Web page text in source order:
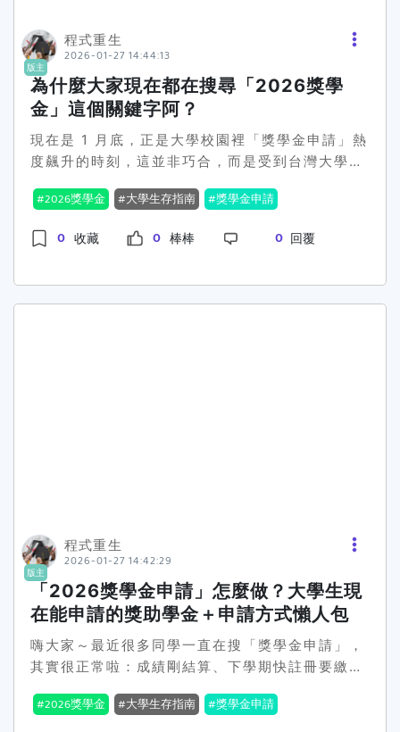
可執行的計畫」讀書計畫不是夢想宣言，它是「你
拿到這筆錢後，會做出什麼成果」的企劃書。✅ 讀
書計畫最強結構：4 段式（每段都有目的）(1) 目
標：這一年你要達成什麼（對題） 直接呼應獎項宗
旨（例如學業精進、研究、服務、專業培力） (2)
現況：你現在在哪裡（基準點） 你目前的能力成果
進度（要可被驗證） (3) 方法：你要怎麼做（具體
碑、實習考證照 用條列式＋時間表最有感 (4) 產
告、競賽、發表、帶學弟妹、分享會 讀書計畫模板
200 字）我申請___獎學金，目標是在___（時
間）完成___（可衡量目標），包含___（學業專題
（依你的學期節奏改就好）D. 預期成果與經費用
途（150–200 字）預計產出：（報告作品集比賽
發表服務成果），並以（指標）檢核。若獲獎，我
將把經費用於___（學費生活費降低打工、研究材
料、交通、證照費等），以確保能投入___（具體
行動），提高成果完成度。E. 回饋計畫（加分項，
50–100 字）我將在___（系上社團學校）分享
___（申請學習研究成果），並協助___（學弟妹、
志工、課輔），把資源延伸出去。標題3＃評審超
核發」＝大多不用交件，但你要確認自己有沒有被
列到 看到「受理申請 線上填報 繳交文件 截止日
前送達」＝你一定要送 👉 小技巧：把公告「申請
方式那段」截圖存起來，避免看錯。痛點3：截止
況：你以為 228 截止，結果是「228 17:00
前」；或線上截止跟紙本收件不同。最有效解法：
做一張「截止日表」＋提前 72 小時當自己的截止
表格只要 5 欄就夠：獎項｜截止日時間｜繳交方式
｜文件清單｜承辦聯絡方式規則只有一條：✅ 你的
一次，你只是在「抽換幾份」，不用重做整套。痛
點5：推薦信最難（不知道找誰、怕尷尬、老師很
忙）你會遇到的狀況：拖到最後一週才開口，然後
老師當然來不及。最有效解法：提前 2–3 週＋丟
給老師「省力包」省力包請包含： 獎項簡介（1 段
話） 截止日＋繳交方式（老師最在意） 你想凸顯
的 3 個重點（成績專題服務作品） 你的履歷或一
在「讓老師很省事地幫你加分」。痛點6：自傳讀
版主
程式重生
2026-01-27 14:44:13
為什麼大家現在都在搜尋「2026獎學
金」這個關鍵字阿？
現在是 1 月底，正是大學校園裡「獎學金申請」熱
度飆升的時刻，這並非巧合，而是受到台灣大學學
可能也感受到了這種「年前趕件」的壓力，主要原
因有以下幾點：下學期申請季的「前哨戰」台灣大
學的第二學期（下學期）通常在 2 月中下旬開學。
會提前在 1 月中下旬到 2 月初 開放申請或公告簡
程。 民間基金會： 許多大型企業或社福團體
（如：台達電、各類教育基金會）會在此時發布
114 學年度第 2 學期的獎助計畫。 寒假是「資料
整理」的最佳時段平常學期間課業繁忙，學生很難
1 月底正值寒假開始，學生有較充裕的時間去研究
各個獎學金的細節，並針對不同項目量身打造申請
材料。2026 年初重點獎學金時程參考 獎學金類型
預計申請公告時間 備註 校內各類獎學金 1 月下旬
2026獎學金 大學生存指南 獎學金申請
0 收藏 0 棒棒 0 回覆
版主
程式重生
2026-01-27 14:42:29
「2026獎學金申請」怎麼做？大學生現
在能申請的獎助學金＋申請方式懶人包
嗨大家～最近很多同學一直在搜「獎學金申請」，
其實很正常啦：成績剛結算、下學期快註冊要繳
程。我這邊就把「現在你最可能用得到的」整理給
2026獎學金 大學生存指南 獎學金申請